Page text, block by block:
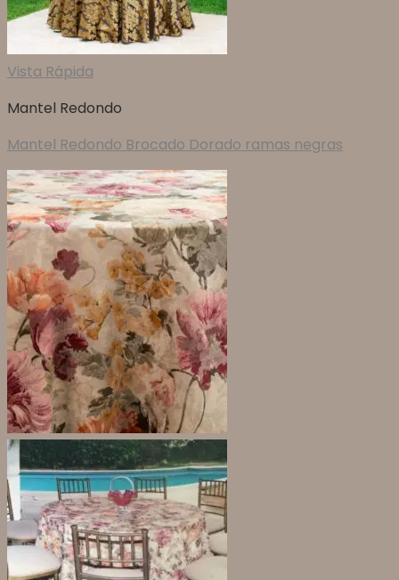
Vista Rápida
Mantel Redondo
Mantel Redondo Brocado Dorado ramas negras